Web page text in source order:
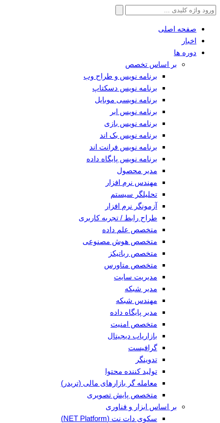
جستجو
صفحه اصلی
اخبار
دوره ها
بر اساس تخصص
برنامه نویس و طراح وب
برنامه نویس دسکتاپ
برنامه نویسی موبایل
برنامه نویس ابر
برنامه نویس بازی
برنامه نویس بک اند
برنامه نویس فرانت اند
برنامه نویس پایگاه داده
مدیر محصول
مهندس نرم افزار
تحلیلگر سیستم
آزمونگر نرم افزار
طراح رابط / تجربه کاربری
متخصص علم داده
متخصص هوش مصنوعی
متخصص رباتیکز
متخصص متاورس
مدیریت سایت
مدیر شبکه
مهندس شبکه
مدیر پایگاه داده
متخصص امنیت
بازاریاب دیجیتال
گرافیست
تدوینگر
تولید کننده محتوا
معامله گر بازارهای مالی (تریدر)
متخصص پایش تصویری
بر اساس ابزار و فناوری
سکوی دات نت (NET Platform)